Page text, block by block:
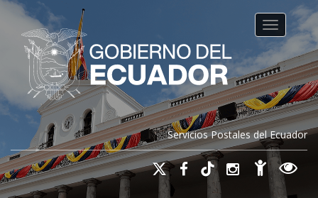
Servicios Postales del Ecuador
Toggle